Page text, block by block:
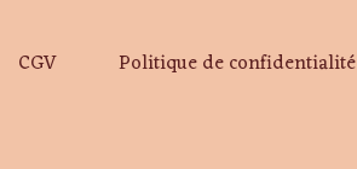
CGV Politique de confidentialité